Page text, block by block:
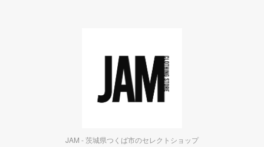
JAM - 茨城県つくば市のセレクトショップ